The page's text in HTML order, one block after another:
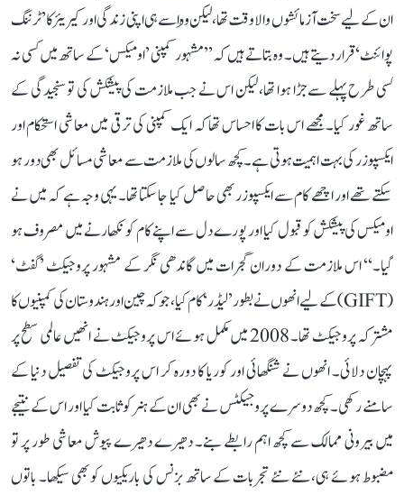
ان کے لیے سخت آزمائشوں والا وقت تھا، لیکن وہ اِسے ہی اپنی زندگی اور کیریئر کا ’ٹرننگ
پوائنٹ‘ قرار دیتے ہیں۔ وہ بتاتے ہیں کہ ’’مشہور کمپنی ’اومیکس‘ کے ساتھ میں کسی نہ
کسی طرح پہلے سے جڑا ہوا تھا، لیکن اس نے جب ملازمت کی پیشکش کی تو سنجیدگی کے
ساتھ غور کیا۔ مجھے اس بات کا احساس تھا کہ ایک کمپنی کی ترقی میں معاشی استحکام اور
ایکسپوزر کی بہت اہمیت ہوتی ہے۔ کچھ سالوں کی ملازمت سے معاشی مسائل بھی دور ہو
سکتے تھے اور اچھے کام سے ایکسپوزر بھی حاصل کیا جا سکتا تھا۔ یہی وجہ ہے کہ میں نے
اومیکس کی پیشکش کو قبول کیا اور پورے دل سے اپنے کام کو نکھارنے میں مصروف ہو
گیا۔‘‘ اس ملازمت کے دوران گجرات میں گاندھی نگر کے مشہور پروجیکٹ ’گفٹ‘
(GIFT) کے لیے انھوں نے بطور ’لیڈر‘ کام کیا، جو کہ چین اور ہندوستان کی کمپنیوں کا
مشترکہ پروجیکٹ تھا۔ 2008 میں مکمل ہوئے اس پروجیکٹ نے انھیں عالمی سطح پر
پہچان دلائی۔ انھوں نے شنگھائی اور کوریا کا دورہ کر اس پروجیکٹ کی تفصیل دنیا کے
سامنے رکھی۔ کچھ دوسرے پروجیکٹس نے بھی ان کے ہنر کو ثابت کیا اور اس کے نتیجے
میں بیرونی ممالک سے کچھ اہم رابطے بنے۔ دھیرے دھیرے پیوش معاشی طور پر تو
مضبوط ہوئے ہی، نئے نئے تجربات کے ساتھ بزنس کی باریکیوں کو بھی سیکھا۔ باتوں